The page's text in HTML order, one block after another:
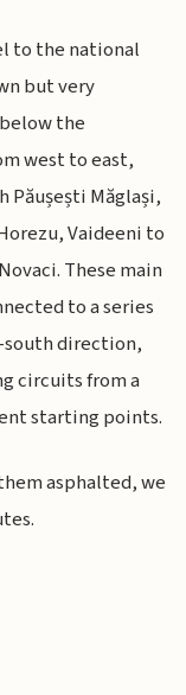
to the national
but very
the
west to east,
Păușești Măglași,
Vaideeni to
These main
to a series
south direction,
circuits from a
starting points.
asphalted, we